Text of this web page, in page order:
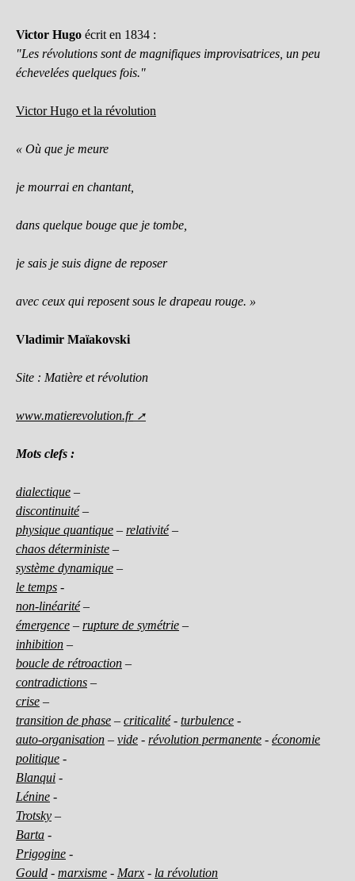
Victor Hugo écrit en 1834 :
"Les révolutions sont de magnifiques improvisatrices, un peu
échevelées quelques fois."
Victor Hugo et la révolution
« Où que je meure
je mourrai en chantant,
dans quelque bouge que je tombe,
je sais je suis digne de reposer
avec ceux qui reposent sous le drapeau rouge. »
Vladimir Maïakovski
Site : Matière et révolution
www.matierevolution.fr
Mots clefs :
dialectique –
discontinuité–
physique quantique – relativité–
chaos déterministe –
système dynamique –
le temps -
non-linéarité–
émergence – rupture de symétrie –
inhibition –
boucle de rétroaction –
contradictions –
crise –
transition de phase – criticalité- turbulence -
auto-organisation – vide - révolution permanente - économie
politique -
Blanqui -
Lénine -
Trotsky –
Barta -
Prigogine -
Gould - marxisme - Marx - la révolution